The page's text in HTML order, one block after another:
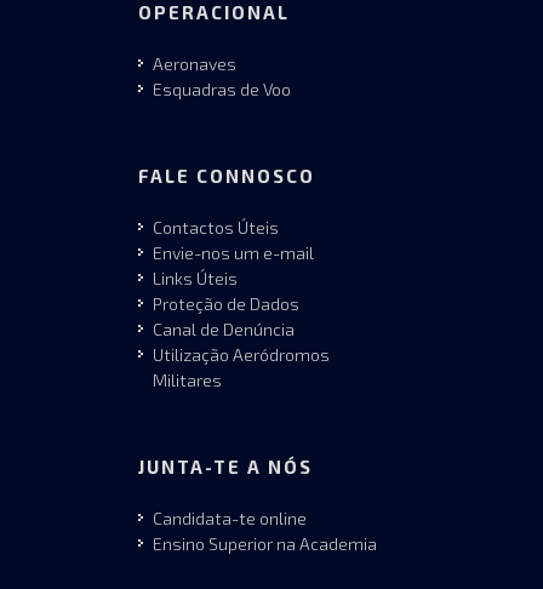
OPERACIONAL
Aeronaves
Esquadras de Voo
FALE CONNOSCO
Contactos Úteis
Envie-nos um e-mail
Links Úteis
Proteção de Dados
Canal de Denúncia
Utilização Aeródromos
Militares
JUNTA-TE A NÓS
Candidata-te online
Ensino Superior na Academia